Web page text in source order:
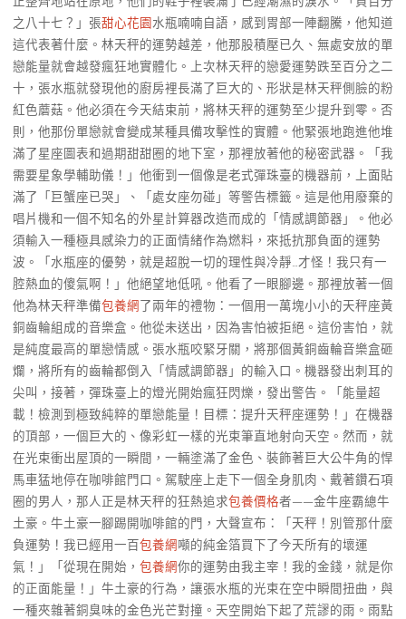
之八十七？」張甜心花園水瓶喃喃自語，感到胃部一陣翻騰，他知道
這代表著什麼。林天秤的運勢越差，他那股積壓已久、無處安放的單
戀能量就會越發瘋狂地實體化。上次林天秤的戀愛運勢跌至百分之二
十，張水瓶就發現他的廚房裡長滿了巨大的、形狀是林天秤側臉的粉
紅色蘑菇。他必須在今天結束前，將林天秤的運勢至少提升到零。否
則，他那份單戀就會變成某種具備攻擊性的實體。他緊張地跑進他堆
滿了星座圖表和過期甜甜圈的地下室，那裡放著他的秘密武器。「我
需要星象學輔助儀！」他衝到一個像是老式彈珠臺的機器前，上面貼
滿了「巨蟹座已哭」、「處女座勿碰」等警告標籤。這是他用廢棄的
唱片機和一個不知名的外星計算器改造而成的「情感調節器」。他必
須輸入一種極具感染力的正面情緒作為燃料，來抵抗那負面的運勢
波。「水瓶座的優勢，就是超脫一切的理性與冷靜…才怪！我只有一
腔熱血的傻氣啊！」他絕望地低吼。他看了一眼腳邊。那裡放著一個
他為林天秤準備包養網了兩年的禮物：一個用一萬塊小小的天秤座黃
銅齒輪組成的音樂盒。他從未送出，因為害怕被拒絕。這份害怕，就
是純度最高的單戀情感。張水瓶咬緊牙關，將那個黃銅齒輪音樂盒砸
爛，將所有的齒輪都倒入「情感調節器」的輸入口。機器發出刺耳的
尖叫，接著，彈珠臺上的燈光開始瘋狂閃爍，發出警告。「能量超
載！檢測到極致純粹的單戀能量！目標：提升天秤座運勢！」在機器
的頂部，一個巨大的、像彩虹一樣的光束筆直地射向天空。然而，就
在光束衝出屋頂的一瞬間，一輛塗滿了金色、裝飾著巨大公牛角的悍
馬車猛地停在咖啡館門口。駕駛座上走下一個全身肌肉、戴著鑽石項
圈的男人，那人正是林天秤的狂熱追求包養價格者——金牛座霸總牛
土豪。牛土豪一腳踢開咖啡館的門，大聲宣布：「天秤！別管那什麼
負運勢！我已經用一百包養網噸的純金箔買下了今天所有的壞運
氣！」「從現在開始， 包養網你的運勢由我主宰！我的金錢，就是你
的正面能量！」牛土豪的行為，讓張水瓶的光束在空中瞬間扭曲，與
一種夾雜著銅臭味的金色光芒對撞。天空開始下起了荒謬的雨。雨點